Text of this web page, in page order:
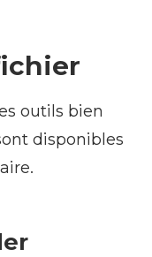
outils bien
disponibles